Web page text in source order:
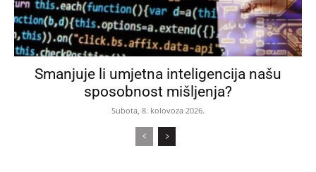
Smanjuje li umjetna inteligencija našu
sposobnost mišljenja?
Subota, 8. kolovoza 2026.